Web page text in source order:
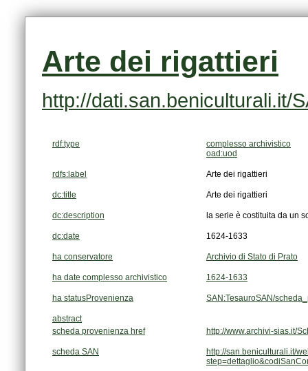
Arte dei rigattieri
http://dati.san.beniculturali.it/
rdf:type
complesso archivistico
oad:uod
rdfs:label Arte dei rigattieri
dc:title Arte dei rigattieri
dc:description la serie è costituita da un
dc:date 1624-1633
ha conservatore Archivio di Stato di Prato
ha date complesso archivistico 1624-1633
ha statusProvenienza SAN:TesauroSAN/
abstract
scheda provenienza href
http://www.archivi-sias.it/
scheda SAN